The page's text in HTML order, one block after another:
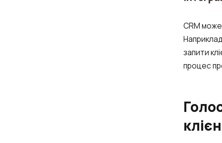
CRM
запити
процес